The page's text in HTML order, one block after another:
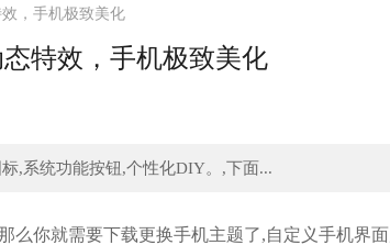
，手机极致美化
特效，手机极致美化
,系统功能按钮,个性化DIY。,下面...
么你就需要下载更换手机主题了,自定义手机界
到银行存款已经要选好日子 这